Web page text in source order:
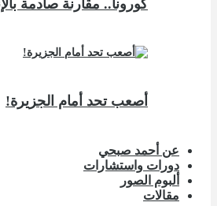
كورونا.. مقارنة صادمة
أصعب تحد أمام الجزيرة!
عن أحمد صبحي
دورات واستشارات
ألبوم الصور
مقالات